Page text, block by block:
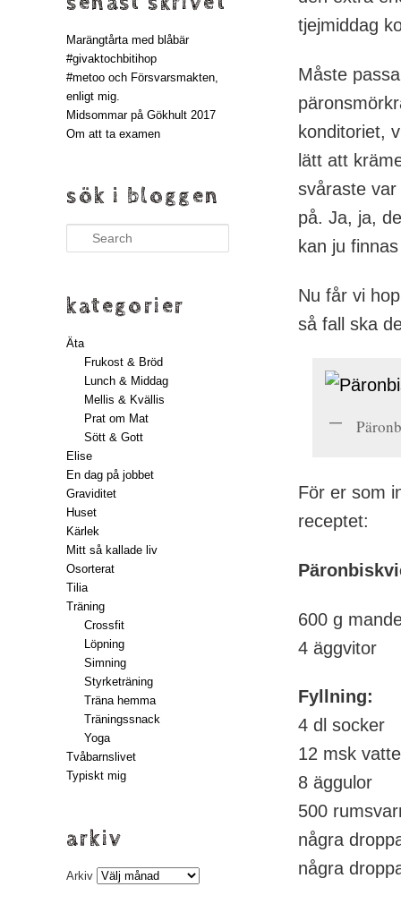
tjejmiddag
Måste
konditoriet,
lätt att
svåraste
på. Ja, ja,
kan ju
Nu får vi
så fall ska
För er som
receptet:
600 g
4 äggvitor
Fyllning:
4 dl socker
12 msk
8 äggulor
500
några
några
Marängtårta med blåbär
#givaktochbitihop
#metoo och Försvarsmakten,
enligt mig.
Midsommar på Gökhult 2017
Om att ta examen
sök i bloggen
Search
kategorier
Äta
Frukost & Bröd
Lunch & Middag
Mellis & Kvällis
Prat om Mat
Sött & Gott
Elise
En dag på jobbet
Graviditet
Huset
Kärlek
Mitt så kallade liv
Osorterat
Tilia
Träning
Crossfit
Löpning
Simning
Styrketräning
Träna hemma
Träningssnack
Yoga
Tvåbarnslivet
Typiskt mig
arkiv
Arkiv